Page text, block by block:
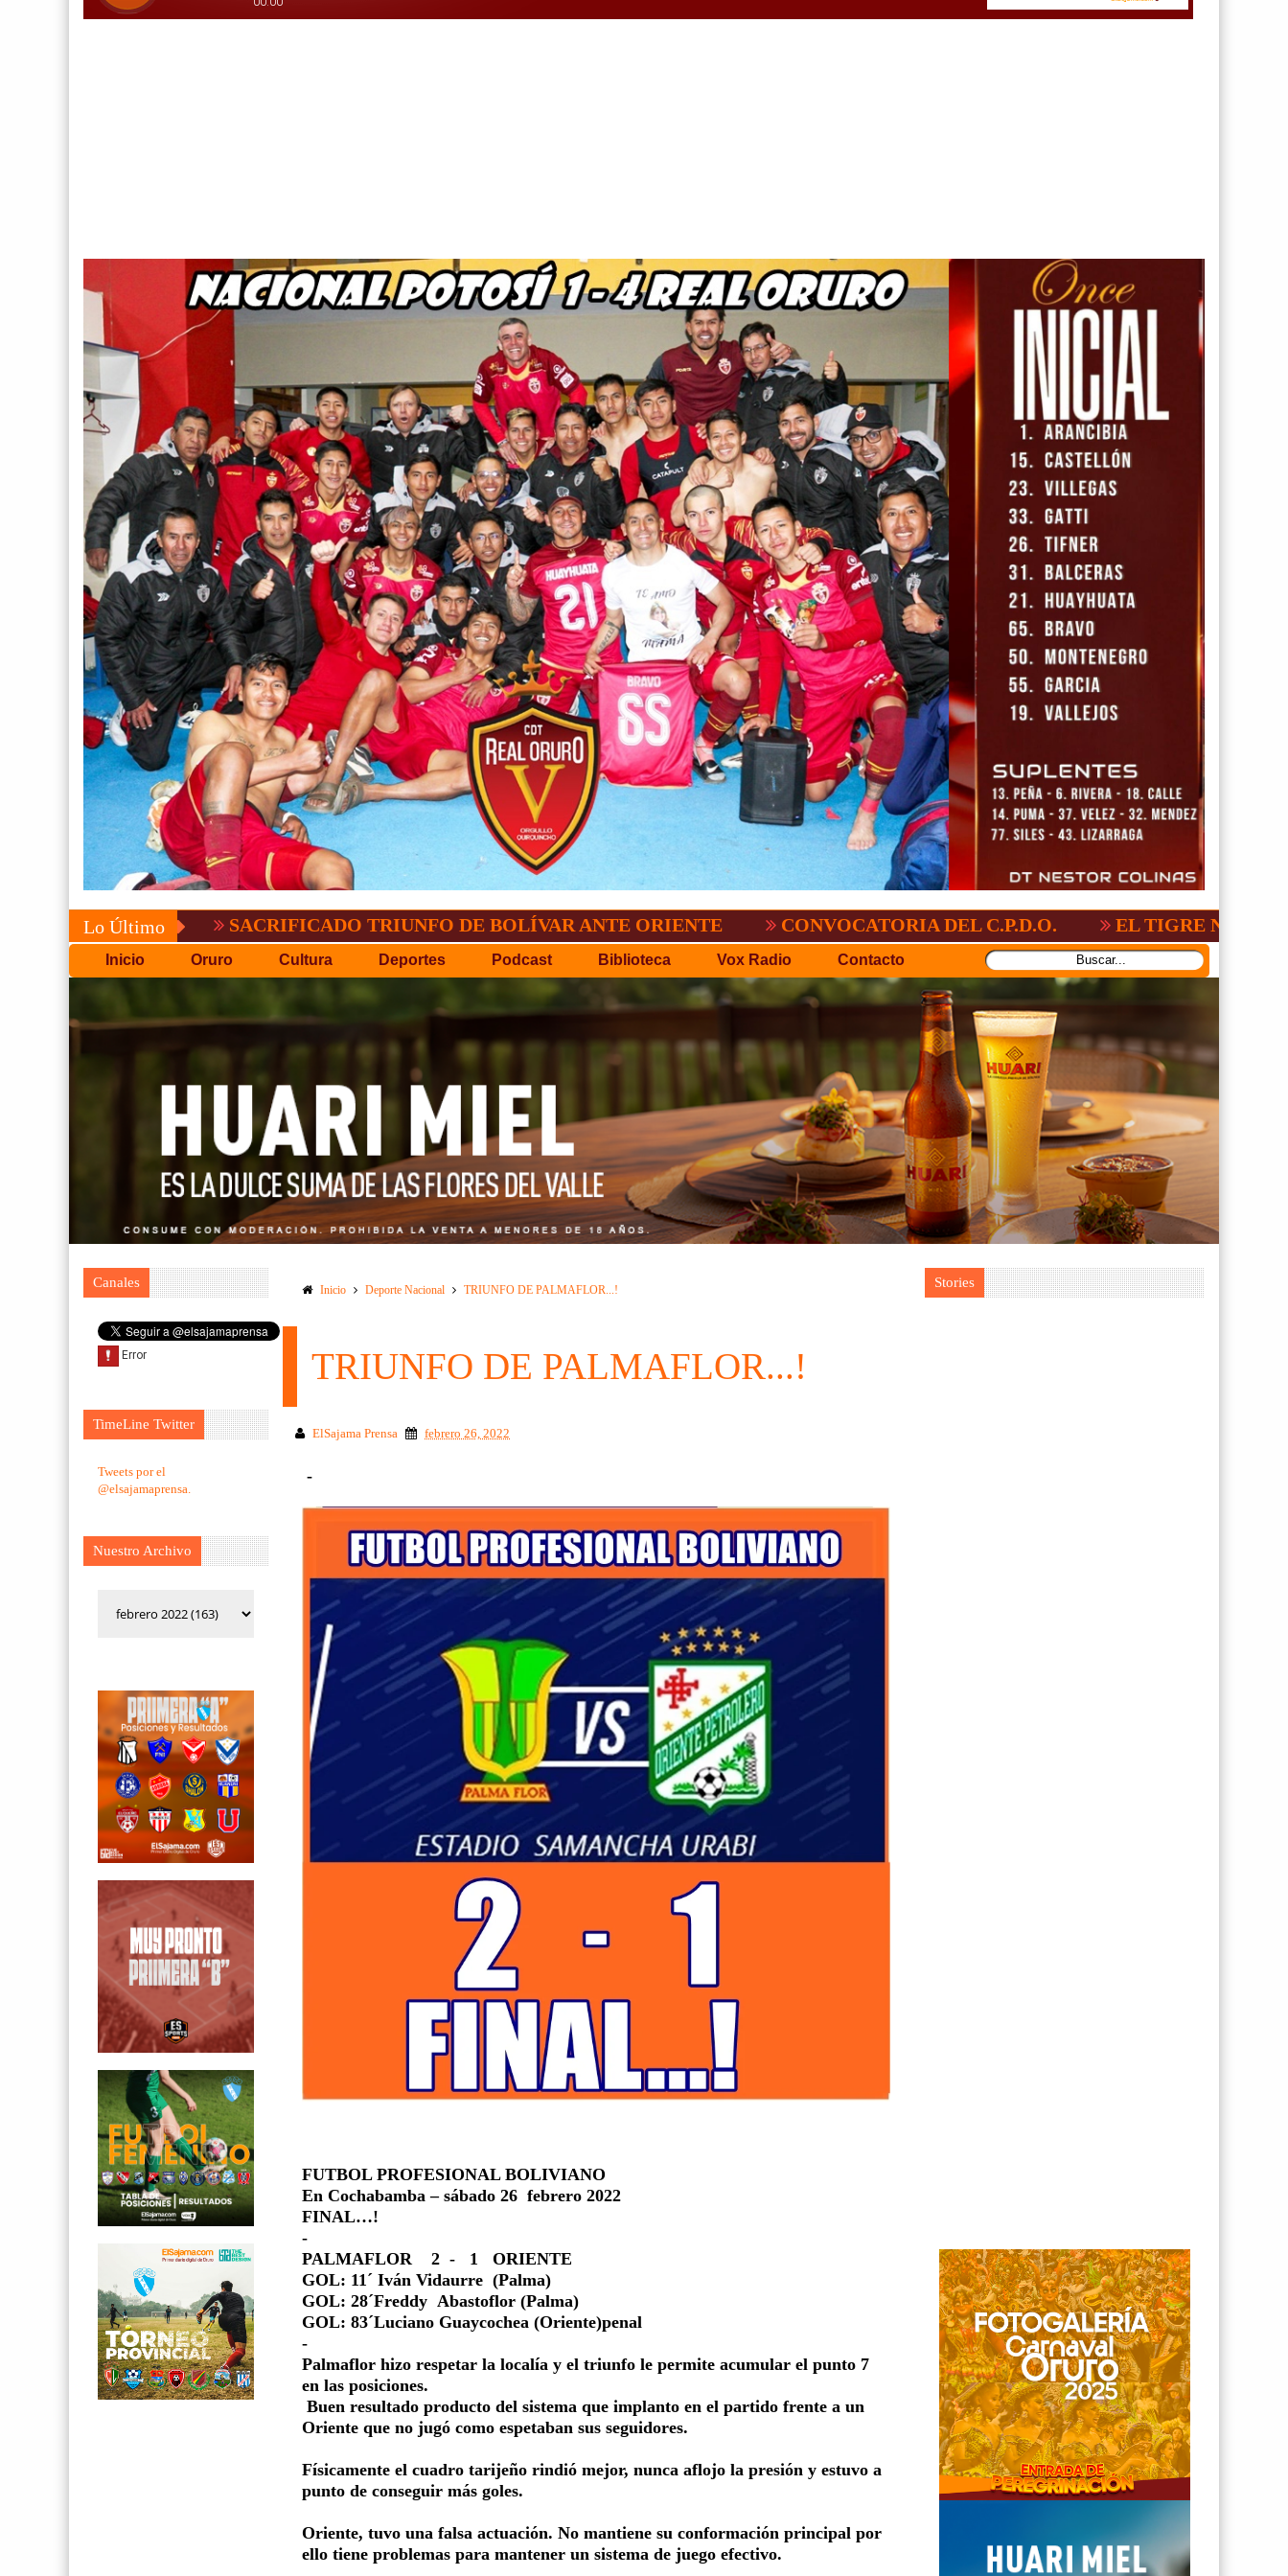
Lo ÚltimoSACRIFICADO TRIUNFO DE BOLÍVAR ANTE ORIENTE CONVOCATORIA DEL C.P.D.O. EL TIGRE NO PERDONO A
Inicio Oruro Cultura Deportes Podcast Biblioteca Vox Radio Contacto
Canales
TimeLine Twitter
Tweets por el
@elsajamaprensa.
Nuestro Archivo
Inicio Deporte Nacional TRIUNFO DE PALMAFLOR...!
TRIUNFO DE PALMAFLOR...!
ElSajama Prensa febrero 26, 2022
-
FUTBOL PROFESIONAL BOLIVIANO
En Cochabamba – sábado 26 febrero 2022
FINAL…!
-
PALMAFLOR
2 - 1
ORIENTE
GOL: 11´ Iván Vidaurre (Palma)
GOL: 28´Freddy Abastoflor (Palma)
GOL: 83´Luciano Guaycochea (Oriente)penal
-
Palmaflor hizo respetar la localía y el triunfo le permite acumular el punto 7
en las posiciones.
Buen resultado producto del sistema que implanto en el partido frente a un
Oriente que no jugó como espetaban sus seguidores.
Físicamente el cuadro tarijeño rindió mejor, nunca aflojo la presión y estuvo a
punto de conseguir más goles.
Oriente, tuvo una falsa actuación. No mantiene su conformación principal por
ello tiene problemas para mantener un sistema de juego efectivo.
Stories